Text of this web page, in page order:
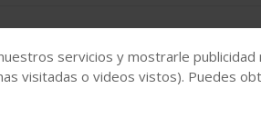
servicios y mostrarle
visitadas o videos vistos). Puedes